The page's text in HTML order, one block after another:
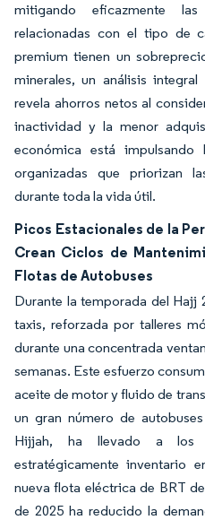
mitigando eficazmente
relacionadas con el tipo de
premium tienen un
minerales, un análisis
revela ahorros netos al
inactividad y la menor
económica está
organizadas que priorizan
durante toda la vida útil.
Picos Estacionales de la
Crean Ciclos de
Flotas de Autobuses
Durante la temporada del Hajj
taxis, reforzada por talleres
durante una concentrada
semanas. Este esfuerzo
aceite de motor y fluido de
un gran número de
Hijjah, ha llevado a los
estratégicamente inventario
nueva flota eléctrica de BRT
de 2025 ha reducido la